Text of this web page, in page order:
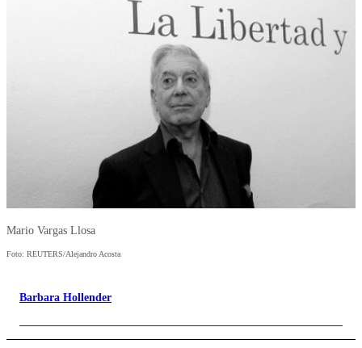
Mario Vargas Llosa
Foto: REUTERS/Alejandro Acosta
Barbara Hollender